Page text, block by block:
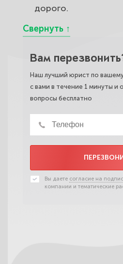
дорого.
Вам
Наш лучший юрист по
с вами в течение 1 минуты и
вопросы бесплатно
Вы даете согласие на
компании и тематические